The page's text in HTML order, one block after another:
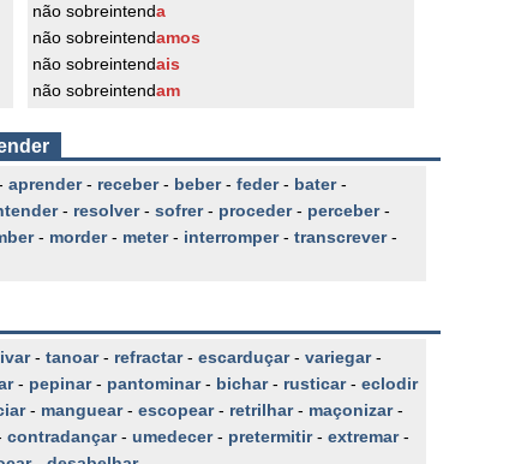
não sobreintenda
não sobreintendamos
não sobreintendais
não sobreintendam
aprender- receber- beber- feder- bater-
- resolver- sofrer- proceder- perceber-
- morder- meter- interromper- transcrever-
- tanoar- refractar- escarduçar- variegar-
- pepinar- pantominar- bichar- rusticar- eclodir
- manguear- escopear- retrilhar- maçonizar-
contradançar- umedecer- pretermitir- extremar-